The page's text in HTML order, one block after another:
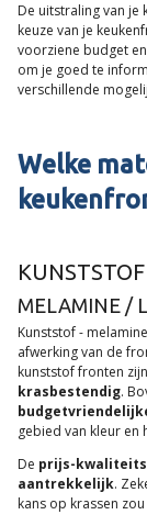
De uitstraling van
keuze van je
voorziene budget
om je goed te
verschillende
Welke
KUNSTSTOF
MELAMINE /
Kunststof -
afwerking van de
kunststof fronten zijn
krasbestendig.
gebied van kleur
De prijs-
aantrekkelijk.
kans op krassen